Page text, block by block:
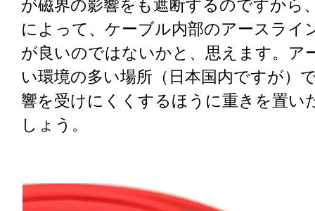
が磁界の影響をも遮断するのですから
によって、ケーブル内部のアースライ
が良いのではないかと、思えます。ア
い環境の多い場所（日本国内ですが）
響を受けにくくするほうに重きを置い
しょう。